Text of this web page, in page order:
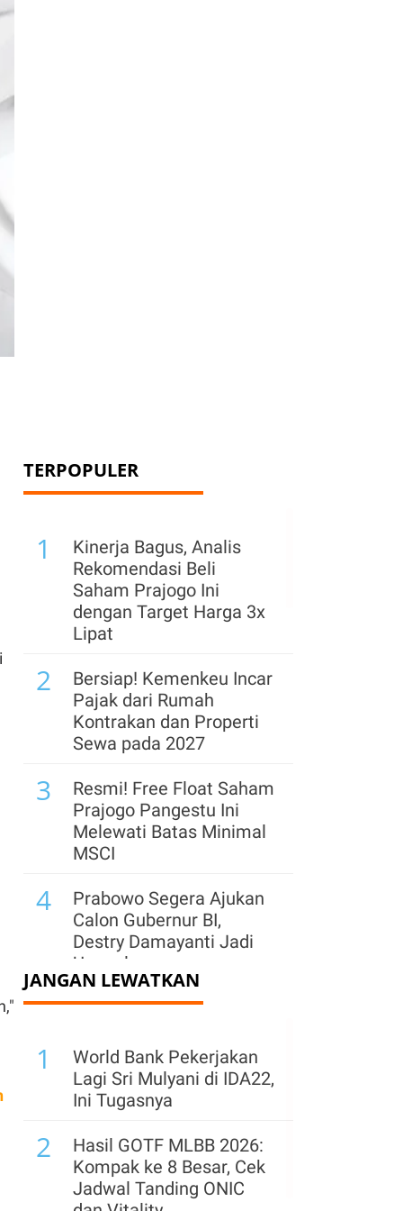
TERPOPULER
1
Kinerja Bagus, Analis
Rekomendasi Beli
Saham Prajogo Ini
dengan Target Harga 3x
Lipat
2
Bersiap! Kemenkeu Incar
Pajak dari Rumah
Kontrakan dan Properti
Sewa pada 2027
3
Resmi! Free Float Saham
Prajogo Pangestu Ini
Melewati Batas Minimal
MSCI
4
Prabowo Segera Ajukan
Calon Gubernur BI,
Destry Damayanti Jadi
Unggulan
5
Jelang Rights Issue,
Saham Bukit Uluwatu
(BUVA) Rp 250 Miliar
Saham Karya Pacific
(IATA) Naik 65% Usai
Kelar Ganti Pemilik,
Kinerja Paruh I Turun
JANGAN LEWATKAN
1
World Bank Pekerjakan
Lagi Sri Mulyani di IDA22,
Ini Tugasnya
2
Hasil GOTF MLBB 2026:
Kompak ke 8 Besar, Cek
Jadwal Tanding ONIC